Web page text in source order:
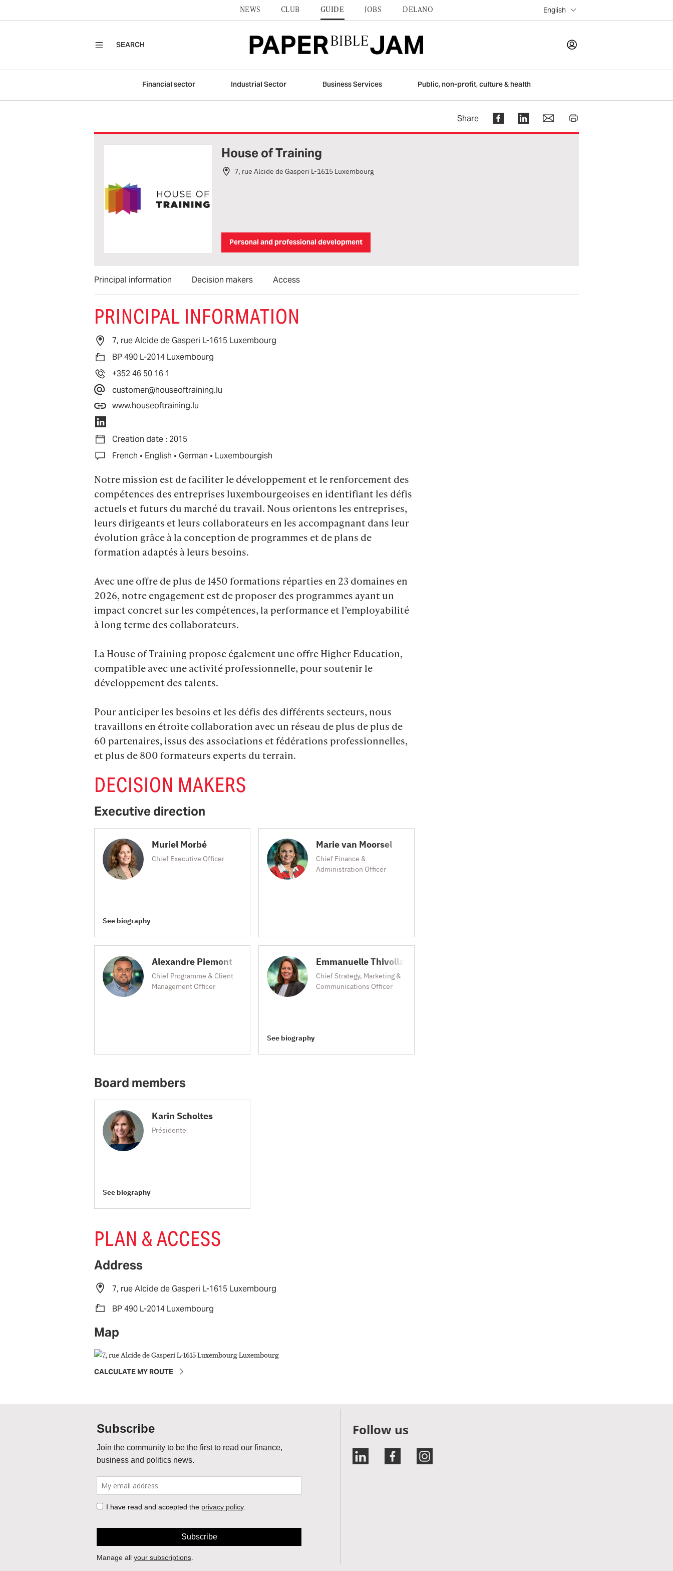
NEWS CLUB GUIDE JOBS DELANO English
SEARCH
Financial sector Industrial Sector Business Services Public, non-profit, culture & health
Share
House of Training
7, rue Alcide de Gasperi L-1615 Luxembourg
Personal and professional development
Principal information Decision makers Access
PRINCIPAL INFORMATION
7, rue Alcide de Gasperi L-1615 Luxembourg
BP 490 L-2014 Luxembourg
+352 46 50 16 1
customer@houseoftraining.lu
www.houseoftraining.lu
Creation date : 2015
French · English · German · Luxembourgish
Notre mission est de faciliter le développement et le renforcement des
compétences des entreprises luxembourgeoises en identifiant les défis
actuels et futurs du marché du travail. Nous orientons les entreprises,
leurs dirigeants et leurs collaborateurs en les accompagnant dans leur
évolution grâce à la conception de programmes et de plans de
formation adaptés à leurs besoins.
Avec une offre de plus de 1450 formations réparties en 23 domaines en
2026, notre engagement est de proposer des programmes ayant un
impact concret sur les compétences, la performance et l’employabilité
à long terme des collaborateurs.
La House of Training propose également une offre Higher Education,
compatible avec une activité professionnelle, pour soutenir le
développement des talents.
Pour anticiper les besoins et les défis des différents secteurs, nous
travaillons en étroite collaboration avec un réseau de plus de plus de
60 partenaires, issus des associations et fédérations professionnelles,
et plus de 800 formateurs experts du terrain.
DECISION MAKERS
Executive direction
Muriel Morbé
Chief Executive Officer
See biography
Marie van Moorsel
Chief Finance &
Administration Officer
Alexandre Piemont
Chief Programme & Client
Management Officer
Emmanuelle Thivollard
Chief Strategy, Marketing &
Communications Officer
See biography
Board members
Karin Scholtes
Présidente
See biography
PLAN & ACCESS
Address
7, rue Alcide de Gasperi L-1615 Luxembourg
BP 490 L-2014 Luxembourg
Map
CALCULATE MY ROUTE
Follow us